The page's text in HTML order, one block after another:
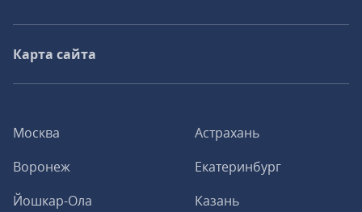
Москва
Астрахань
Воронеж
Екатеринбург
Йошкар-Ола
Казань
Карта сайта